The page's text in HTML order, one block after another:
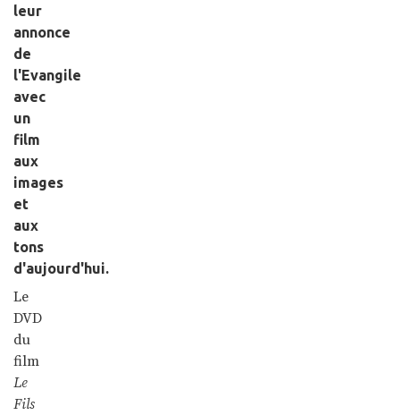
leur
annonce
de
l'Evangile
avec
un
film
aux
images
et
aux
tons
d'aujourd'hui.
Le
DVD
du
film
Le
Fils